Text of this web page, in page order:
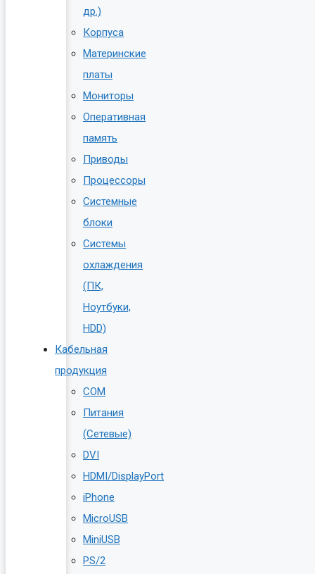
др.)
Корпуса
Материнские
платы
Мониторы
Оперативная
память
Приводы
Процессоры
Системные
блоки
Системы
охлаждения
(ПК,
Ноутбуки,
HDD)
Кабельная
продукция
COM
Питания
(Сетевые)
DVI
HDMI/DisplayPort
iPhone
MicroUSB
MiniUSB
PS/2